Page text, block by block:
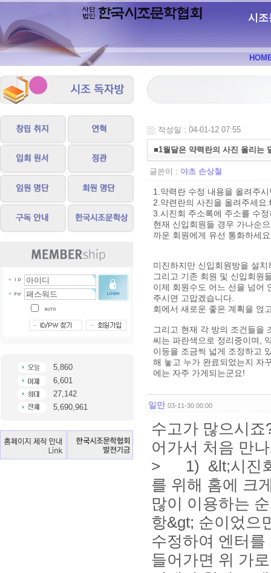
시조
5,860
6,601
27,142
5,690,961
작성일 : 04-01-12 07:55
■1월달은 약력란의 사진 올리는
글쓴이 : 야초 손상철
1.약력란 수정 내용을 올려주
2.약련란의 사진을 올려주세요
3.시진회 주소록에 주소를 수
현재 신입회원들 경우 가나순
까운 회원에게 유선 통화하세요
미진하지만 신입회원방을 설
그리고 기존 회원 및 신입회원
이제 회원수도 어느 선을 넘어
주시면 고맙겠습니다.
회에서 새로운 좋은 계획을 얹
그리고 현재 각 방의 조건들을
씨는 파란색으로 정리중이며,
이등을 조금씩 넓게 조정하고
해 놓고 누가 완료되었는지 자
에는 자주 가게되는군요!
일만 03-11-30 00:00
수고가 많으시
어가서 처음 만
> 1) &lt;시진회
를 위해 홈에
많이 이용하는
항&gt; 순이었
수정하여 엔터
들어가면 위 가